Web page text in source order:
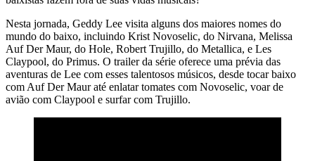
Nesta jornada, Geddy Lee visita alguns dos maiores nomes do
mundo do baixo, incluindo Krist Novoselic, do Nirvana, Melissa
Auf Der Maur, do Hole, Robert Trujillo, do Metallica, e Les
Claypool, do Primus. O trailer da série oferece uma prévia das
aventuras de Lee com esses talentosos músicos, desde tocar baixo
com Auf Der Maur até enlatar tomates com Novoselic, voar de
avião com Claypool e surfar com Trujillo.